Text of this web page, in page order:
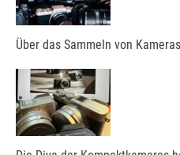
Über das Sammeln von Kameras